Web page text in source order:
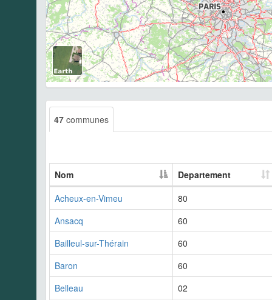
47 communes
Nom
Departement
Acheux-en-Vimeu
80
Ansacq
60
Bailleul-sur-Thérain
60
Baron
60
Belleau
02